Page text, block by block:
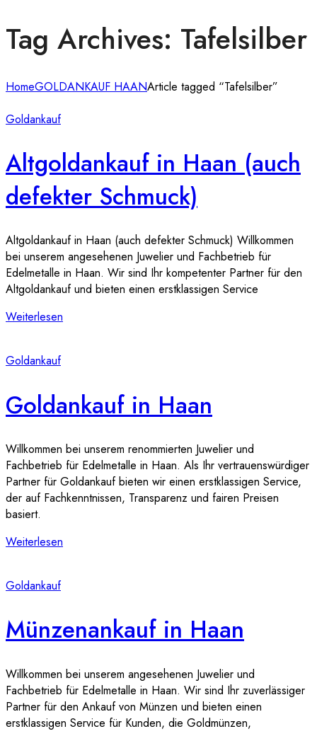
Tag Archives: Tafelsilber
HomeGOLDANKAUF HAANArticle tagged “Tafelsilber”
Goldankauf
Altgoldankauf in Haan (auch
defekter Schmuck)
Altgoldankauf in Haan (auch defekter Schmuck) Willkommen
bei unserem angesehenen Juwelier und Fachbetrieb für
Edelmetalle in Haan. Wir sind Ihr kompetenter Partner für den
Altgoldankauf und bieten einen erstklassigen Service
Weiterlesen
Goldankauf
Goldankauf in Haan
Willkommen bei unserem renommierten Juwelier und
Fachbetrieb für Edelmetalle in Haan. Als Ihr vertrauenswürdiger
Partner für Goldankauf bieten wir einen erstklassigen Service,
der auf Fachkenntnissen, Transparenz und fairen Preisen
basiert.
Weiterlesen
Goldankauf
Münzenankauf in Haan
Willkommen bei unserem angesehenen Juwelier und
Fachbetrieb für Edelmetalle in Haan. Wir sind Ihr zuverlässiger
Partner für den Ankauf von Münzen und bieten einen
erstklassigen Service für Kunden, die Goldmünzen,